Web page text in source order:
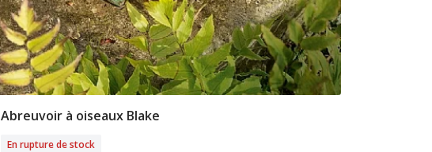
Rupture De Stock
Abreuvoir à oiseaux Blake
En rupture de stock